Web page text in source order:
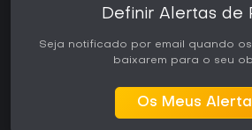
Definir Alertas de
Seja notificado por email quando
baixarem para o seu
Os Meus